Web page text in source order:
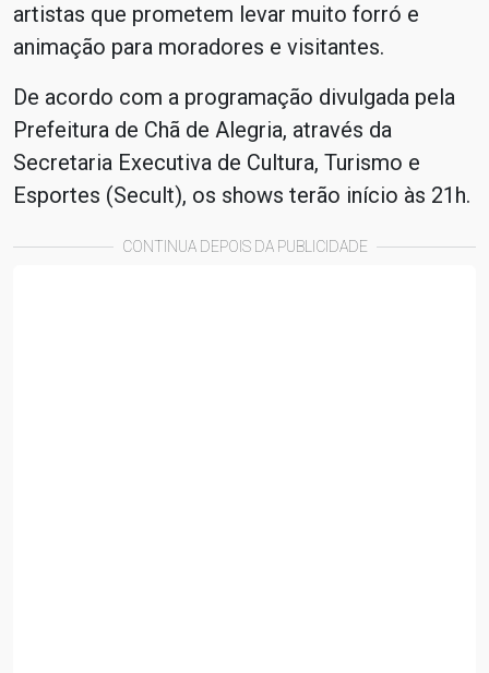
artistas que prometem levar muito forró e
animação para moradores e visitantes.
De acordo com a programação divulgada pela
Prefeitura de Chã de Alegria, através da
Secretaria Executiva de Cultura, Turismo e
Esportes (Secult), os shows terão início às 21h.
CONTINUA DEPOIS DA PUBLICIDADE